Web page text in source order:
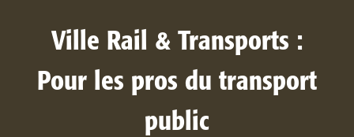
Ville Rail & Transports :
Pour les pros du transport
public